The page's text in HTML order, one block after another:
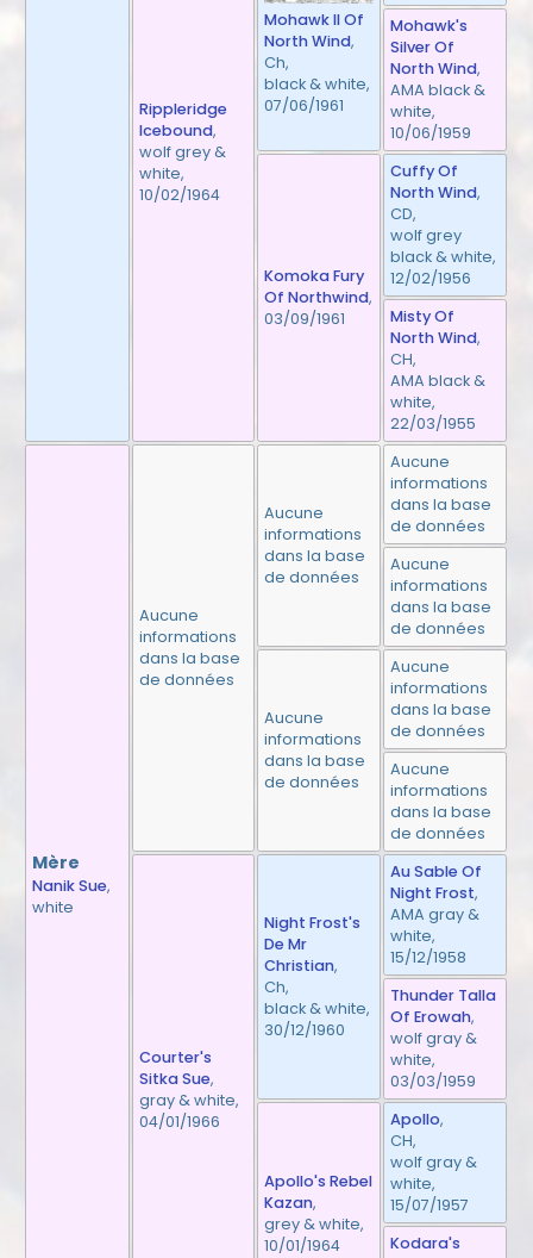
Rippleridge
Icebound,
wolf grey &
white,
10/02/1964
Mohawk II Of
North Wind,
Ch,
black & white,
07/06/1961
Mohawk's
Silver Of
North Wind,
AMA black &
white,
10/06/1959
Komoka Fury
Of Northwind,
03/09/1961
Cuffy Of
North Wind,
CD,
wolf grey
black & white,
12/02/1956
Misty Of
North Wind,
CH,
AMA black &
white,
22/03/1955
Mère
Nanik Sue,
white
Aucune
informations
dans la base
de données
Aucune
informations
dans la base
de données
Aucune
informations
dans la base
de données
Aucune
informations
dans la base
de données
Aucune
informations
dans la base
de données
Aucune
informations
dans la base
de données
Aucune
informations
dans la base
de données
Courter's
Sitka Sue,
gray & white,
04/01/1966
Night Frost's
De Mr
Christian,
Ch,
black & white,
30/12/1960
Au Sable Of
Night Frost,
AMA gray &
white,
15/12/1958
Thunder Talla
Of Erowah,
wolf gray &
white,
03/03/1959
Apollo's Rebel
Kazan,
grey & white,
10/01/1964
Apollo,
CH,
wolf gray &
white,
15/07/1957
Kodara's